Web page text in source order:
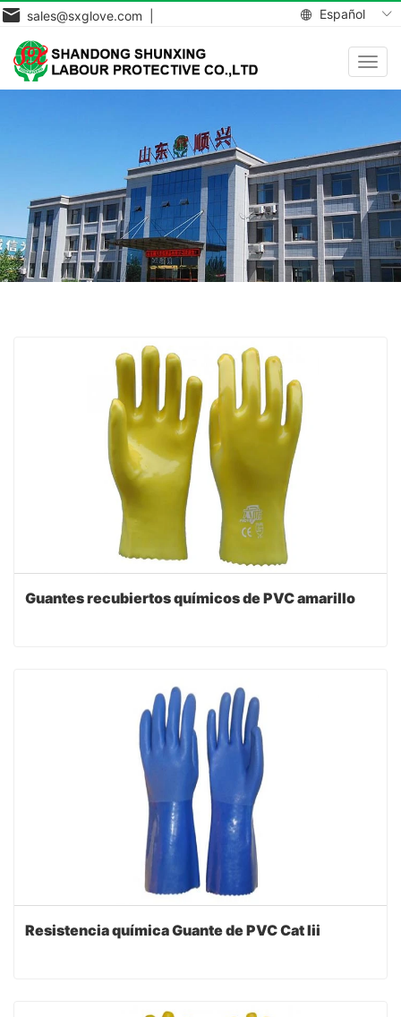
Español
sales@sxglove.com |
Guantes recubiertos químicos de PVC amarillo
Resistencia química Guante de PVC Cat Iii